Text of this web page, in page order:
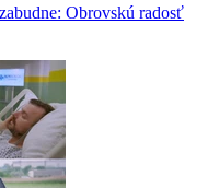
Obrovskú radosť